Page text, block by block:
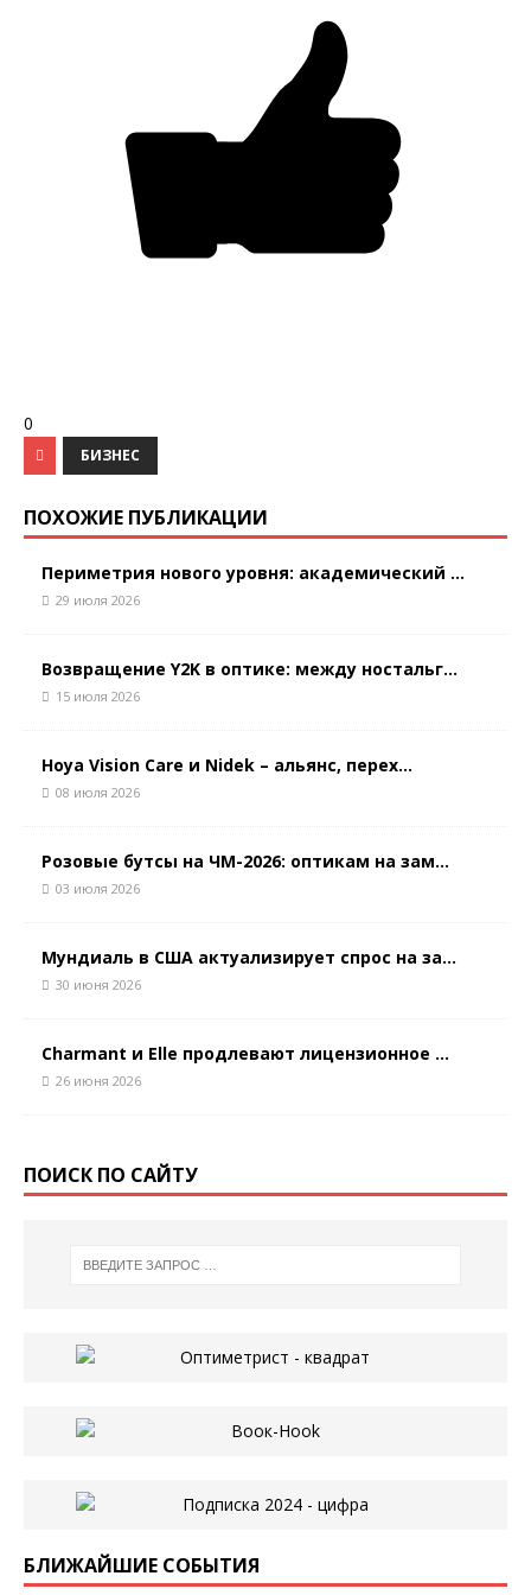
0
БИЗНЕС
ПОХОЖИЕ ПУБЛИКАЦИИ
Периметрия нового уровня: академический ...
29 июля 2026
Возвращение Y2K в оптике: между ностальг...
15 июля 2026
Hoya Vision Care и Nidek – альянс, перех...
08 июля 2026
Розовые бутсы на ЧМ-2026: оптикам на зам...
03 июля 2026
Мундиаль в США актуализирует спрос на за...
30 июня 2026
Charmant и Elle продлевают лицензионное ...
26 июня 2026
ПОИСК ПО САЙТУ
БЛИЖАЙШИЕ СОБЫТИЯ